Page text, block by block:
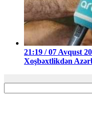
21:19 / 07 Avqust
Xoşbəxtlikdən